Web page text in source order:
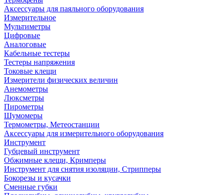
Аксессуары для паяльного оборудования
Измерительное
Мультиметры
Цифровые
Аналоговые
Кабельные тестеры
Тестеры напряжения
Токовые клещи
Измерители физических величин
Анемометры
Люксметры
Пирометры
Шумомеры
Термометры, Метеостанции
Аксессуары для измерительного оборудования
Инструмент
Губцевый инструмент
Обжимные клещи, Кримперы
Инструмент для снятия изоляции, Стрипперы
Бокорезы и кусачки
Сменные губки